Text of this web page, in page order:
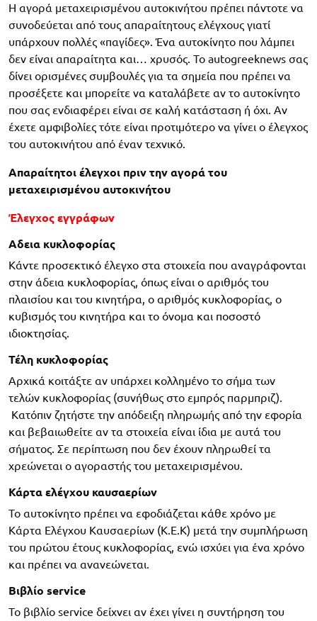
Η αγορά μεταχειρισμένου αυτοκινήτου πρέπει πάντοτε να
συνοδεύεται από τους απαραίτητους ελέγχους γιατί
υπάρχουν πολλές «παγίδες». Ένα αυτοκίνητο που λάμπει
δεν είναι απαραίτητα και… χρυσός. Το autogreeknews σας
δίνει ορισμένες συμβουλές για τα σημεία που πρέπει να
προσέξετε και μπορείτε να καταλάβετε αν το αυτοκίνητο
που σας ενδιαφέρει είναι σε καλή κατάσταση ή όχι. Αν
έχετε αμφιβολίες τότε είναι προτιμότερο να γίνει ο έλεγχος
του αυτοκινήτου από έναν τεχνικό.
Απαραίτητοι έλεγχοι πριν την αγορά του
μεταχειρισμένου αυτοκινήτου
Έλεγχος εγγράφων
Αδεια κυκλοφορίας
Κάντε προσεκτικό έλεγχο στα στοιχεία που αναγράφονται
στην άδεια κυκλοφορίας, όπως είναι ο αριθμός του
πλαισίου και του κινητήρα, ο αριθμός κυκλοφορίας, ο
κυβισμός του κινητήρα και το όνομα και ποσοστό
ιδιοκτησίας.
Τέλη κυκλοφορίας
Αρχικά κοιτάξτε αν υπάρχει κολλημένο το σήμα των
τελών κυκλοφορίας (συνήθως στο εμπρός παρμπριζ).
Κατόπιν ζητήστε την απόδειξη πληρωμής από την εφορία
και βεβαιωθείτε αν τα στοιχεία είναι ίδια με αυτά του
σήματος. Σε περίπτωση που δεν έχουν πληρωθεί τα
χρεώνεται ο αγοραστής του μεταχειρισμένου.
Κάρτα ελέγχου καυσαερίων
Το αυτοκίνητο πρέπει να εφοδιάζεται κάθε χρόνο με
Κάρτα Ελέγχου Καυσαερίων (Κ.Ε.Κ) μετά την συμπλήρωση
του πρώτου έτους κυκλοφορίας, ενώ ισχύει για ένα χρόνο
και πρέπει να ανανεώνεται.
Βιβλίο service
To βιβλίο service δείχνει αν έχει γίνει η συντήρηση του